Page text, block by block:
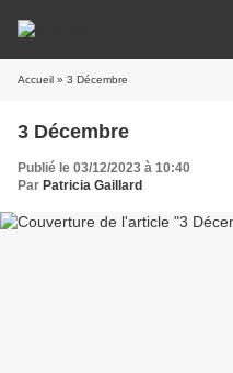
Accueil » 3 Décembre
3 Décembre
Publié le 03/12/2023 à 10:40
Par Patricia Gaillard